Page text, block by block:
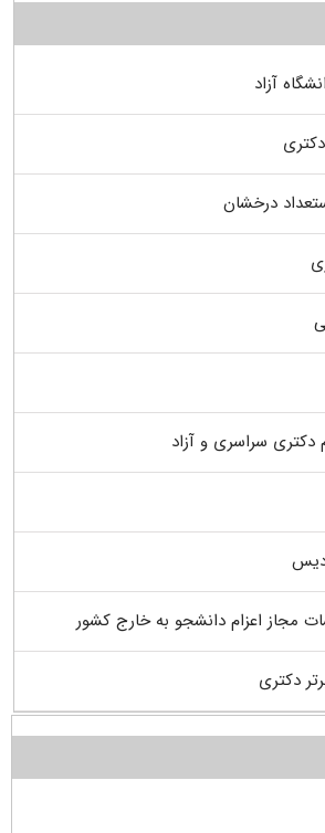
آزاد
درخشان
دکتری سراسری و آزاد
مجاز اعزام دانشجو به خارج کشور
دکتری